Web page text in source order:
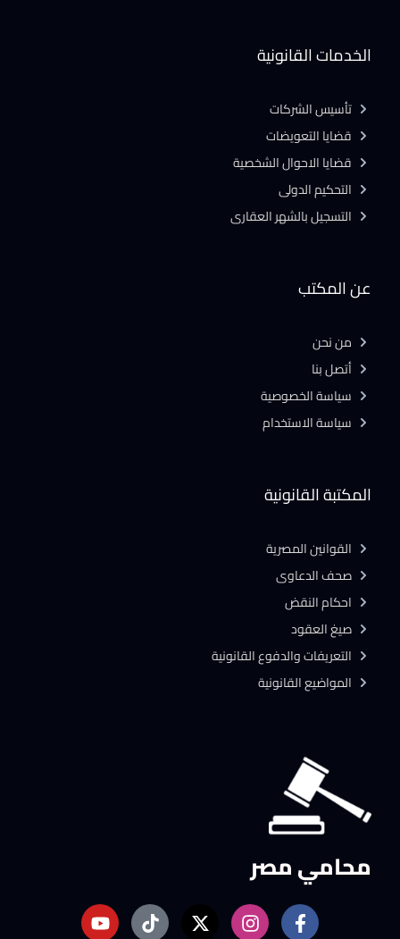
محامي مصر
المكتبة القانونية
القوانين المصرية
صحف الدعاوى
احكام النقض
صيغ العقود
التعريفات والدفوع القانونية
المواضيع القانونية
عن المكتب
من نحن
أتصل بنا
سياسة الخصوصية
سياسة الاستخدام
الخدمات القانونية
تأسيس الشركات
قضايا التعويضات
قضايا الاحوال الشخصية
التحكيم الدولى
التسجيل بالشهر العقارى